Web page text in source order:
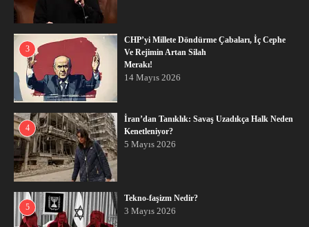
3
CHP’yi Millete Döndürme Çabaları, İç Cephe
Ve Rejimin Artan Silah
Merakı!
14 Mayıs 2026
4
İran’dan Tanıklık: Savaş Uzadıkça Halk Neden
Kenetleniyor?
5 Mayıs 2026
5
Tekno-faşizm Nedir?
3 Mayıs 2026